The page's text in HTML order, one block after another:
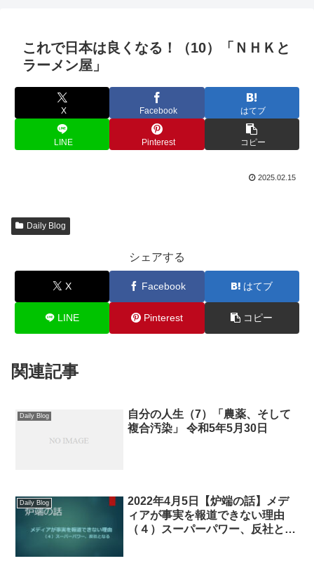
これで日本は良くなる！（10）「ＮＨＫと
ラーメン屋」
X Facebook はてブ
LINE Pinterest コピー
2025.02.15
Daily Blog
シェアする
X Facebook はてブ
LINE Pinterest コピー
関連記事
Daily Blog
自分の人生（7）「農薬、そして
複合汚染」 令和5年5月30日
Daily Blog
2022年4月5日【炉端の話】メデ
ィアが事実を報道できない理由
（４）スーパーパワー、反社とな